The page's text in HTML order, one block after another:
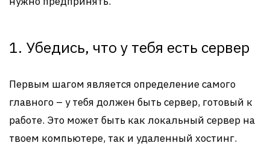
1. Убедись, что у тебя есть сервер
Первым шагом является определение самого
главного – у тебя должен быть сервер, готовый к
работе. Это может быть как локальный сервер на
твоем компьютере, так и удаленный хостинг.